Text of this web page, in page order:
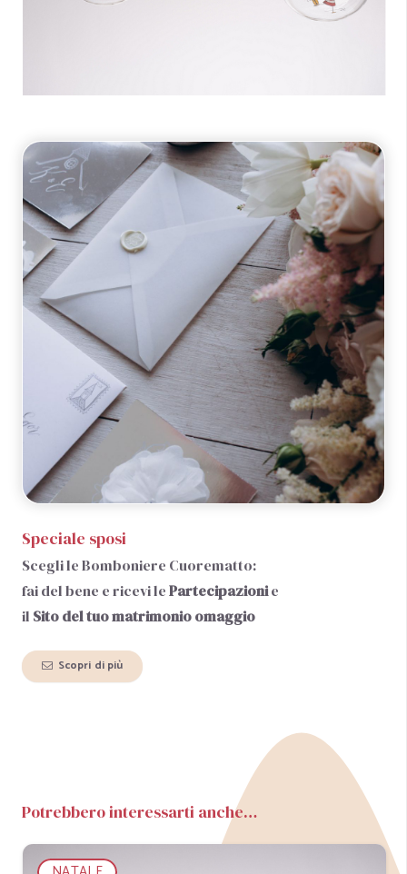
Speciale sposi
Scegli le Bomboniere Cuorematto:
fai del bene e ricevi lePartecipazionie
il Sito del tuo matrimonioomaggio
Scopri di più
Potrebbero interessarti anche…